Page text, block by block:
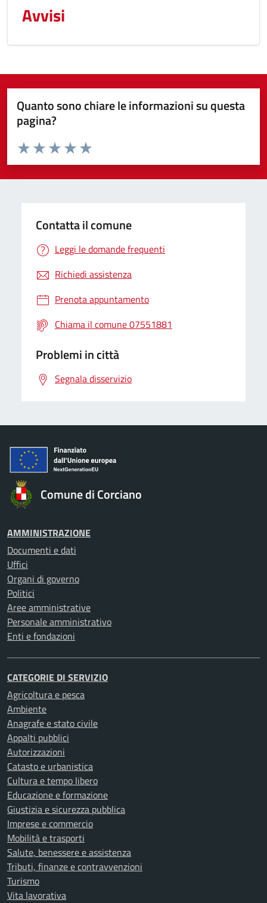
Avvisi
Quanto sono chiare le informazioni su questa
pagina?
Valuta da 1 a 5 stelle la pagina
Valuta 5 stelle su 5
Valuta 4 stelle su 5
Valuta 3 stelle su 5
Valuta 2 stelle su 5
Valuta 1 stelle su 5
Contatta il comune
Leggi le domande frequenti
Richiedi assistenza
Prenota appuntamento
Chiama il comune 07551881
Problemi in città
Segnala disservizio
Comune di Corciano
AMMINISTRAZIONE
Documenti e dati
Uffici
Organi di governo
Politici
Aree amministrative
Personale amministrativo
Enti e fondazioni
CATEGORIE DI SERVIZIO
Agricoltura e pesca
Ambiente
Anagrafe e stato civile
Appalti pubblici
Autorizzazioni
Catasto e urbanistica
Cultura e tempo libero
Educazione e formazione
Giustizia e sicurezza pubblica
Imprese e commercio
Mobilità e trasporti
Salute, benessere e assistenza
Tributi, finanze e contravvenzioni
Turismo
Vita lavorativa